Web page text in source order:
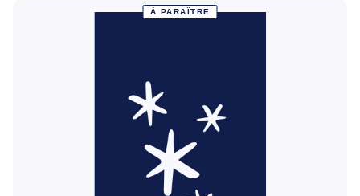
À PARAÎTRE